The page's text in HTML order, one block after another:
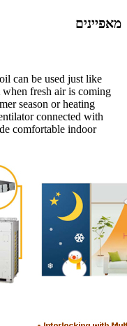
מאפיינים
can be used just like
fresh air is coming
season or heating
connected with
comfortable indoor